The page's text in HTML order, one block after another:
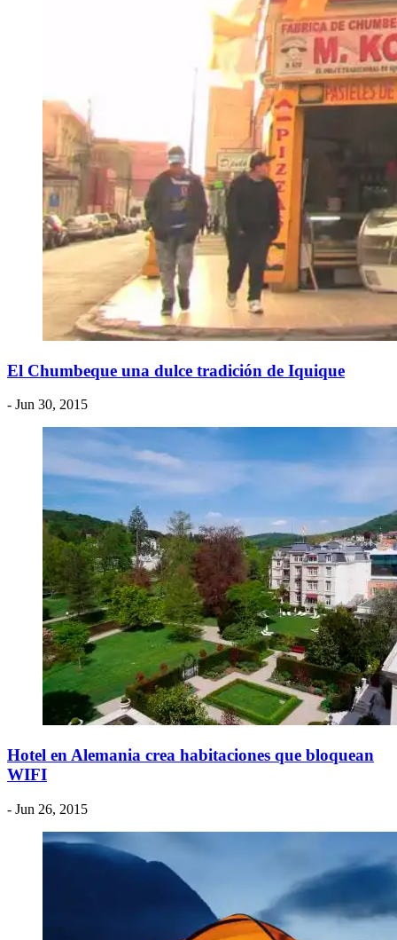
El Chumbeque una dulce tradición de Iquique
- Jun 30, 2015
Hotel en Alemania crea habitaciones que bloquean
WIFI
- Jun 26, 2015